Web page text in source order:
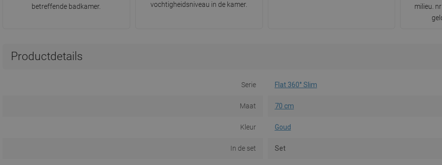
betreffende badkamer.
vochtigheidsniveau in de kamer.
milieu.
Productdetails
Serie Flat 360° Slim
Maat 70 cm
Kleur Goud
In de set Set